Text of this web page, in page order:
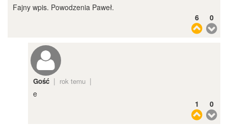
Fajny wpis. Powodzenia Paweł.
6
0
Gość | rok temu |
e
1
0